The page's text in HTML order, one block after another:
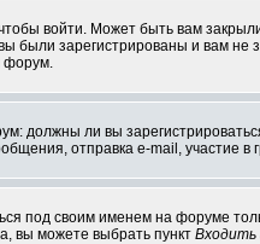
войти. Может быть вам
зарегистрированы и вам
форум.
должны ли вы
отправка e-mail, участие в
под своим именем на форуме
вы можете выбрать пункт Входить